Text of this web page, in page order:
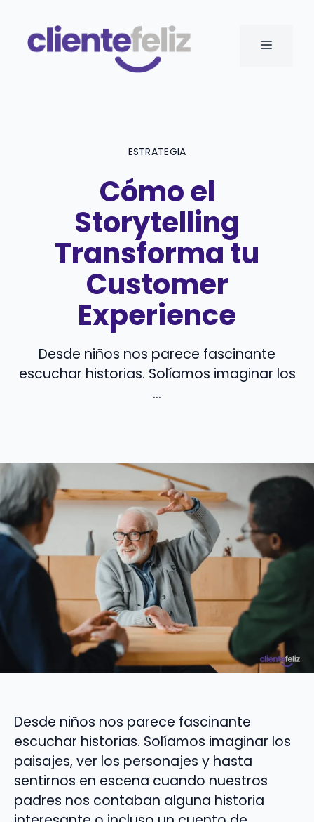
contenido
MENÚ
ESTRATEGIA
Cómo el
Storytelling
Transforma tu
Customer
Experience
Desde niños nos parece fascinante
escuchar historias. Solíamos imaginar los
...
Desde niños nos parece fascinante
escuchar historias. Solíamos imaginar los
paisajes, ver los personajes y hasta
sentirnos en escena cuando nuestros
padres nos contaban alguna historia